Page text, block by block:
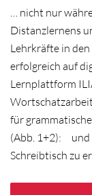
… nicht nur
Distanzlernens
Lehrkräfte in
erfolgreich auf
Lernplattform
für
(Abb. 1+2): und
Schreibtisch zu